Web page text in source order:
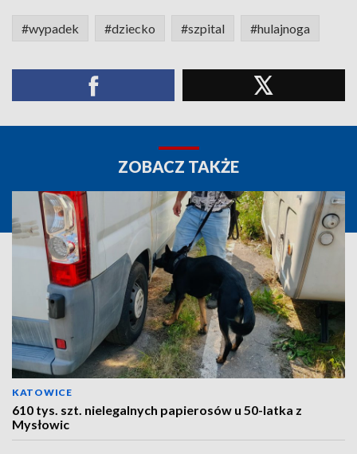
#wypadek #dziecko #szpital #hulajnoga
ZOBACZ TAKŻE
KATOWICE
610 tys. szt. nielegalnych papierosów u 50-latka z
Mysłowic